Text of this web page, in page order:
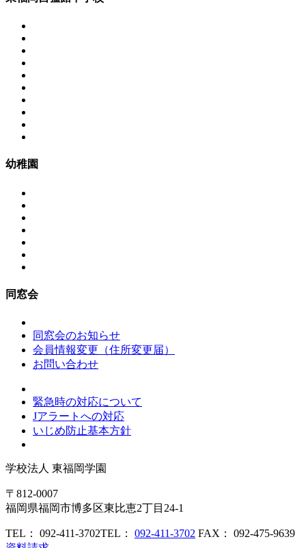
幼稚園
同窓会
同窓会のお知らせ
会員情報変更（住所変更届）
お問い合わせ
緊急時の対応について
Jアラートへの対応
いじめ防止基本方針
学校法人 東福岡学園
〒812-0007
福岡県福岡市博多区東比恵2丁目24-1
TEL： 092-411-3702TEL： 092-411-3702 FAX： 092-475-9639